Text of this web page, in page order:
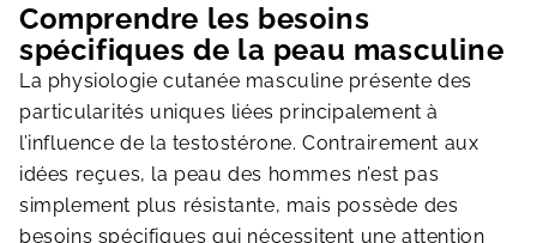
Comprendre les besoins
spécifiques de la peau masculine
La physiologie cutanée masculine présente des
particularités uniques liées principalement à
l’influence de la testostérone. Contrairement aux
idées reçues, la peau des hommes n’est pas
simplement plus résistante, mais possède des
besoins spécifiques qui nécessitent une attention